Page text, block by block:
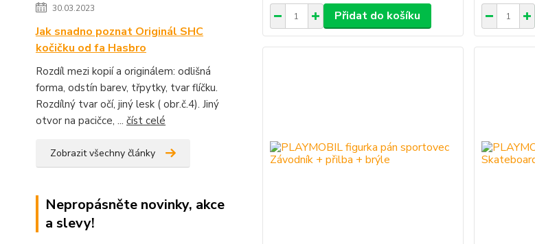
30.03.2023
Jak snadno poznat Originál SHC
kočičku od fa Hasbro
Rozdíl mezi kopií a originálem: odlišná
forma, odstín barev, třpytky, tvar flíčku.
Rozdílný tvar očí, jiný lesk ( obr.č.4). Jiný
otvor na pacičce, ... číst celé
Zobrazit všechny články
Nepropásněte novinky, akce
a slevy!
Přidat do košíku